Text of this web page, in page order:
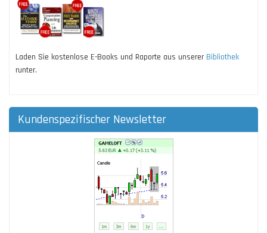
Laden Sie kostenlose E-Books und Raporte aus unserer Bibliothek
runter.
Kundenspezifischer Newsletter